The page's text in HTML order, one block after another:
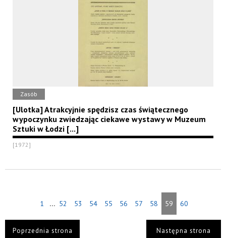
Zasób
[Ulotka] Atrakcyjnie spędzisz czas świątecznego
wypoczynku zwiedzając ciekawe wystawy w Muzeum
Sztuki w Łodzi [...]
[1972]
1 ... 52 53 54 55 56 57 58 59 60
Poprzednia strona Następna strona